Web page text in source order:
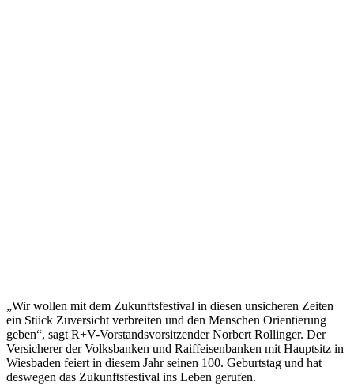
„Wir wollen mit dem Zukunftsfestival in diesen unsicheren Zeiten
ein Stück Zuversicht verbreiten und den Menschen Orientierung
geben“, sagt R+V-Vorstandsvorsitzender Norbert Rollinger. Der
Versicherer der Volksbanken und Raiffeisenbanken mit Hauptsitz in
Wiesbaden feiert in diesem Jahr seinen 100. Geburtstag und hat
deswegen das Zukunftsfestival ins Leben gerufen.